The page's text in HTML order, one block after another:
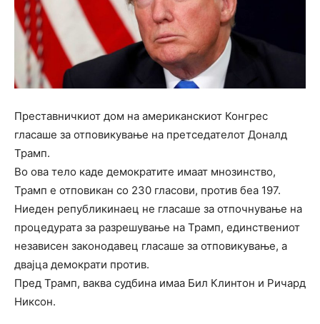
Преставничкиот дом на американскиот Конгрес
гласаше за отповикување на претседателот Доналд
Трамп.
Во ова тело каде демократите имаат мнозинство,
Трамп е отповикан со 230 гласови, против беа 197.
Ниеден републикинаец не гласаше за отпочнување на
процедурата за разрешување на Трамп, единствениот
независен законодавец гласаше за отповикување, а
двајца демократи против.
Пред Трамп, ваква судбина имаа Бил Клинтон и Ричард
Никсон.